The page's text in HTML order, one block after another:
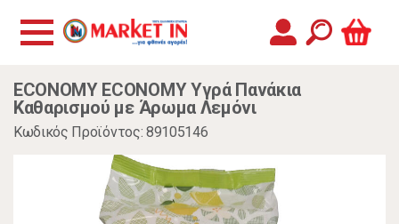
ECONOMY ECONOMY Υγρά Πανάκια
Καθαρισμού με Άρωμα Λεμόνι
Κωδικός Προϊόντος: 89105146